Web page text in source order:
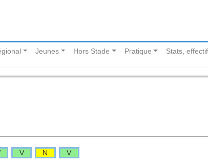
Jeunes Hors Stade Pratique Stats,
V N V